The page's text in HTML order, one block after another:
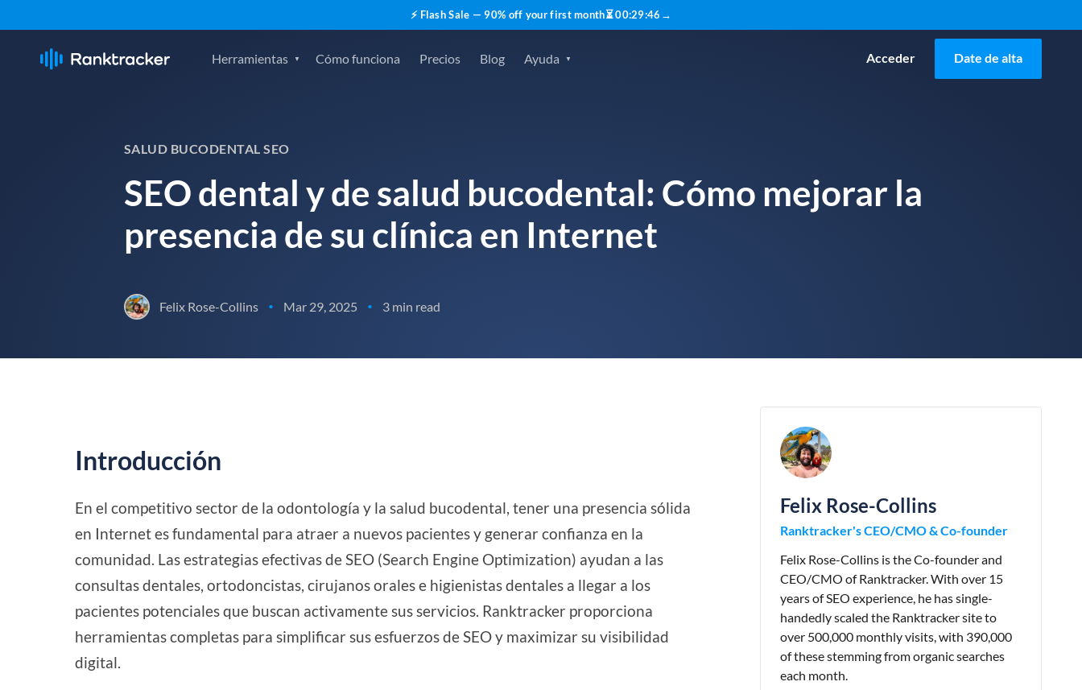
⚡ Flash Sale — 90% off your first month⏳00:29:45 →
Herramientas Cómo funciona Precios Blog Ayuda Acceder Date de alta
SALUD BUCODENTAL SEO
SEO dental y de salud bucodental: Cómo mejorar la
presencia de su clínica en Internet
Felix Rose-Collins • Mar 29, 2025 • 3 min read
Introducción
En el competitivo sector de la odontología y la salud bucodental, tener una presencia sólida
en Internet es fundamental para atraer a nuevos pacientes y generar confianza en la
comunidad. Las estrategias efectivas de SEO (Search Engine Optimization) ayudan a las
consultas dentales, ortodoncistas, cirujanos orales e higienistas dentales a llegar a los
pacientes potenciales que buscan activamente sus servicios. Ranktracker proporciona
herramientas completas para simplificar sus esfuerzos de SEO y maximizar su visibilidad
digital.
Felix Rose-Collins
Ranktracker's CEO/CMO & Co-founder
Felix Rose-Collins is the Co-founder and
CEO/CMO of Ranktracker. With over 15
years of SEO experience, he has single-
handedly scaled the Ranktracker site to
over 500,000 monthly visits, with 390,000
of these stemming from organic searches
each month.